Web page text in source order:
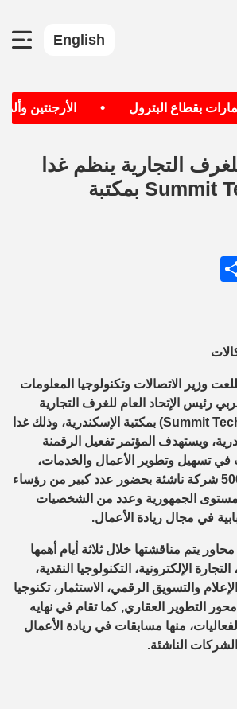
English
بقطاع البترول الأرجنتين
للغرف التجارية ينظم غدا
مؤتمر Summit Techne بمكتبة
وزير الاتصالات وتكنولوجيا المعلومات
رئيس الإتحاد العام للغرف التجارية
المصرية مؤتمر ( Summit Techne) بمكتبة الإسكندرية، وذلك غدا
ويستهدف المؤتمر تفعيل الرقمنة
في تسهيل وتطوير الأعمال والخدمات،
ويشارك به أكثر من 500 شركة ناشئة بحضور عدد كبير من رؤساء
مستوى الجمهورية وعدد من الشخصيات
في مجال ريادة الأعمال.
يتم مناقشتها خلال ثلاثة أيام أهمها
الإلكترونية، التكنولوجيا النقدية،
والتسويق الرقمي، الاستثمار، تكنوجيا
محور التطوير العقاري, كما تقام في نهايه
منها مسابقات في ريادة الأعمال